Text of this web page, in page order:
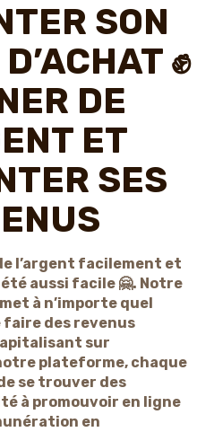
SON
✊
DE
ET
SES
l’argent facilement et
aussi facile 🤗. Notre
à n’importe quel
des revenus
sur
plateforme, chaque
se trouver des
à promouvoir en ligne
en